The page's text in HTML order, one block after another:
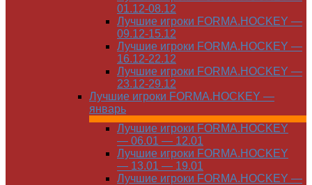
01.12-08.12
Лучшие игроки FORMA.HOCKEY —
09.12-15.12
Лучшие игроки FORMA.HOCKEY —
16.12-22.12
Лучшие игроки FORMA.HOCKEY —
23.12-29.12
Лучшие игроки FORMA.HOCKEY —
январь
Лучшие игроки FORMA.HOCKEY
— 06.01 — 12.01
Лучшие игроки FORMA.HOCKEY
— 13.01 — 19.01
Лучшие игроки FORMA.HOCKEY —